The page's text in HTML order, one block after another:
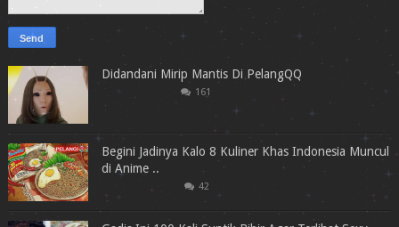
Didandani Mirip Mantis Di PelangQQ
161
Begini Jadinya Kalo 8 Kuliner Khas Indonesia Muncul
di Anime ..
42